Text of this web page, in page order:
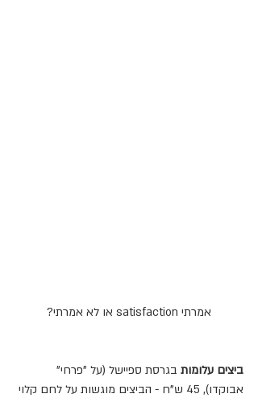
אמרתי satisfaction או לא אמרתי?
ביצים עלומות בגרסת ספיישל (על "פרחי"
אבוקדו), 45 ש"ח - הביצים מוגשות על לחם קלוי